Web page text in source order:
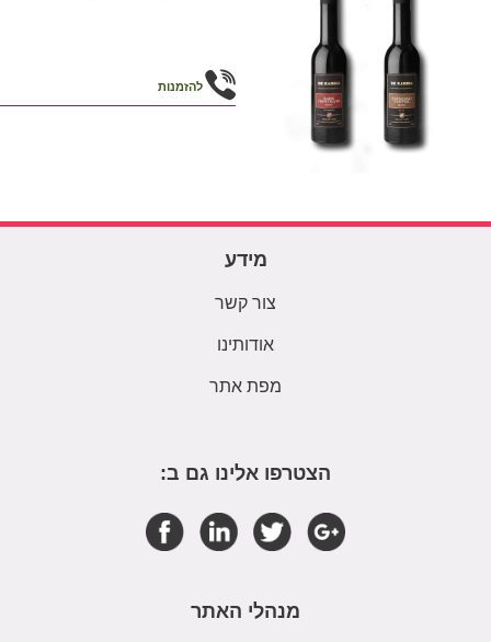
להזמנות
מידע
צור קשר
אודותינו
מפת אתר
הצטרפו אלינו גם ב:
מנהלי האתר